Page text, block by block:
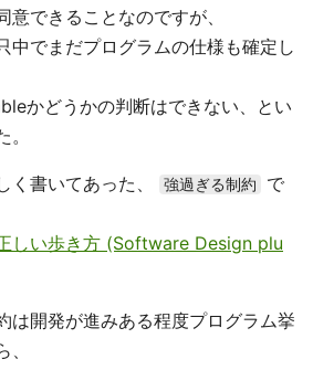
意できることなのですが、
中でまだプログラムの仕様も確定し
かどうかの判断はできない、とい
く書いてあった、 強過ぎる制約
で
しい歩き方 (Software Design plu
は開発が進みある程度プログラム挙